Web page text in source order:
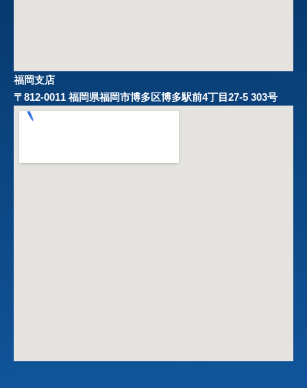
福岡支店
〒812-0011 福岡県福岡市博多区博多駅前4丁目27-5 303号